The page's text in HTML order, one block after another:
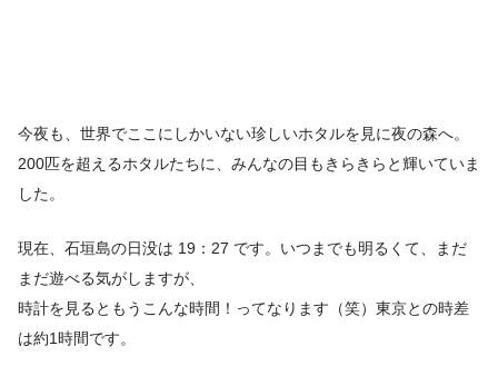
今夜も、世界でここにしかいない珍しいホタルを見に夜の森へ。
200匹を超えるホタルたちに、みんなの目もきらきらと輝いていま
した。
現在、石垣島の日没は 19：27 です。いつまでも明るくて、まだ
まだ遊べる気がしますが、
時計を見るともうこんな時間！ってなります（笑）東京との時差
は約1時間です。